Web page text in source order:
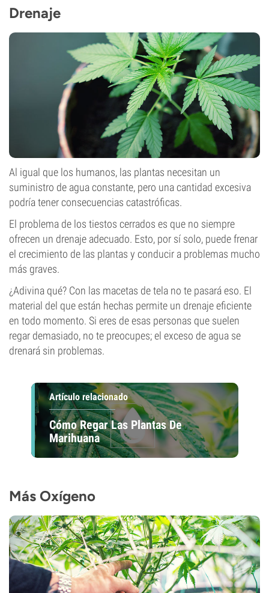
Drenaje
Al igual que los humanos, las plantas necesitan un
suministro de agua constante, pero una cantidad excesiva
podría tener consecuencias catastróficas.
El problema de los tiestos cerrados es que no siempre
ofrecen un drenaje adecuado. Esto, por sí solo, puede frenar
el crecimiento de las plantas y conducir a problemas mucho
más graves.
¿Adivina qué? Con las macetas de tela no te pasará eso. El
material del que están hechas permite un drenaje eficiente
en todo momento. Si eres de esas personas que suelen
regar demasiado, no te preocupes; el exceso de agua se
drenará sin problemas.
Artículo relacionado
Cómo Regar Las Plantas De
Marihuana
Más Oxígeno